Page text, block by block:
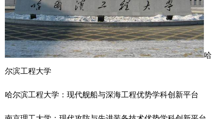
哈
尔滨工程大学
哈尔滨工程大学：现代舰船与深海工程优势学科创新平台